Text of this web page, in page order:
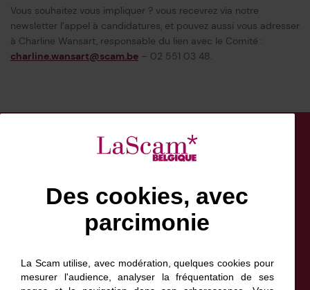
Vous souhaitez vous impliquer ? vous recevrez via notre
newsletter l’appel à candidatures, et pouvez aussi vous adresser
à Charline Wansart, responsable du lien avec le Comité :
charline.wansart@scam.be – 02 551 03 48.
BlueskyLinkedin
Instagram
NewsLetter
Scam Canada
Des cookies, avec
parcimonie
La Scam utilise, avec modération, quelques cookies pour
mesurer l'audience, analyser la fréquentation de ses